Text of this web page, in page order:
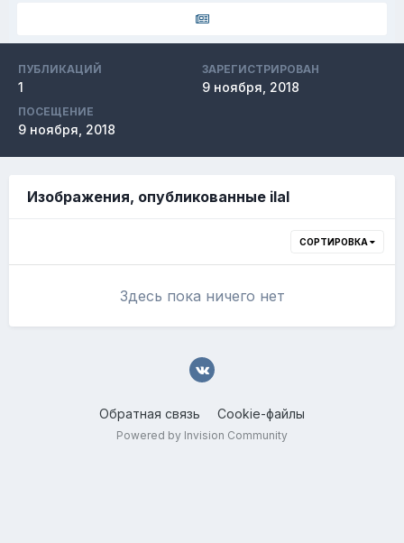
ПУБЛИКАЦИЙ
1
ЗАРЕГИСТРИРОВАН
9 ноября, 2018
ПОСЕЩЕНИЕ
9 ноября, 2018
Изображения, опубликованные ilal
СОРТИРОВКА
Здесь пока ничего нет
Обратная связь Cookie-файлы
Powered by Invision Community